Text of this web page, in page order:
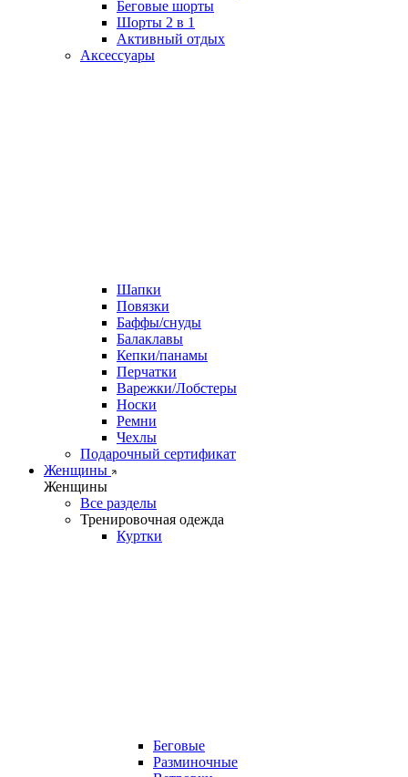
Беговые шорты
Шорты 2 в 1
Активный отдых
Аксессуары
Шапки
Повязки
Баффы/снуды
Балаклавы
Кепки/панамы
Перчатки
Варежки/Лобстеры
Носки
Ремни
Чехлы
Подарочный сертификат
Женщины
Женщины
Все разделы
Тренировочная одежда
Куртки
Беговые
Разминочные